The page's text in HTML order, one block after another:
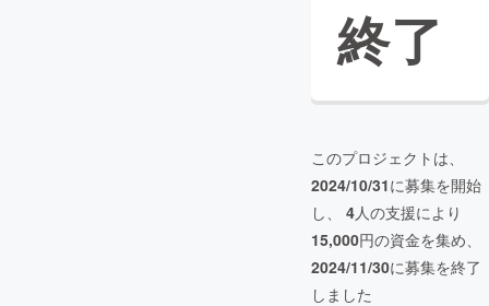
終了
このプロジェクトは、
2024/10/31に募集を開始
し、 4人の支援により
15,000円の資金を集め、
2024/11/30に募集を終了
しました